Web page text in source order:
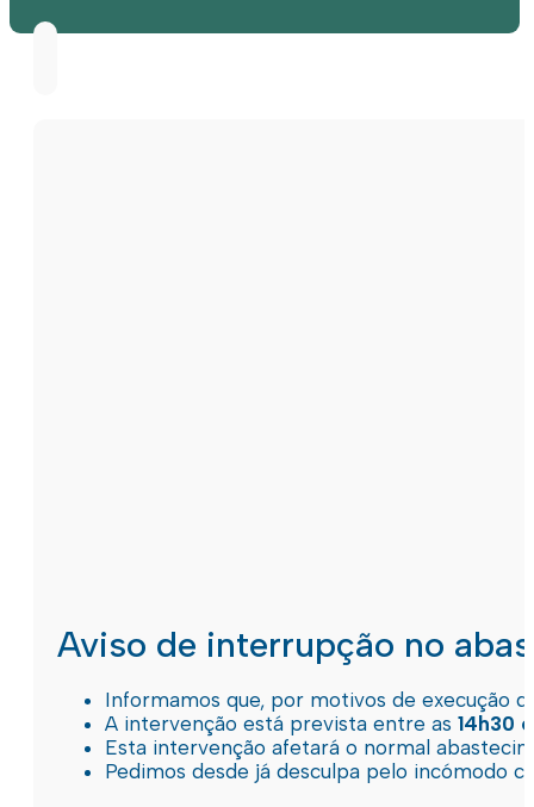
Aviso de interrupção no
Informamos que, por motivos de execução
A intervenção está prevista entre as 14h30
Esta intervenção afetará o normal
Pedimos desde já desculpa pelo incómodo